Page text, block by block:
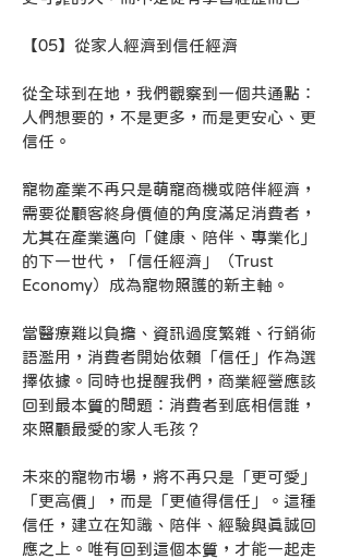
【05】從家人經濟到信任經濟
從全球到在地，我們觀察到一個共通點：
人們想要的，不是更多，而是更安心、更
信任。
寵物產業不再只是萌寵商機或陪伴經濟，
需要從顧客終身價值的角度滿足消費者，
尤其在產業邁向「健康、陪伴、專業化」
的下一世代，「信任經濟」（Trust
Economy）成為寵物照護的新主軸。
當醫療難以負擔、資訊過度繁雜、行銷術
語濫用，消費者開始依賴「信任」作為選
擇依據。同時也提醒我們，商業經營應該
回到最本質的問題：消費者到底相信誰，
來照顧最愛的家人毛孩？
未來的寵物市場，將不再只是「更可愛」
「更高價」，而是「更值得信任」。這種
信任，建立在知識、陪伴、經驗與真誠回
應之上。唯有回到這個本質，才能一起走